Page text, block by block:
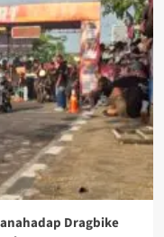
Dragbike